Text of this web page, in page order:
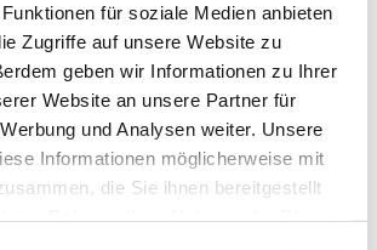
für soziale Medien anbieten
Zugriffe auf unsere Website zu
geben wir Informationen zu Ihrer
Website an unsere Partner für
und Analysen weiter. Unsere
Informationen möglicherweise mit
die Sie ihnen bereitgestellt
deren Organe, Führungs- und
Führungskräfte und auch
wie Personalräte umfassend
Arbeitsrechts, Handels- und
sowie des internationalen